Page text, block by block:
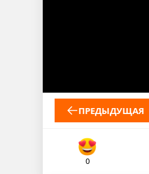
ПРЕДЫДУЩАЯ
0